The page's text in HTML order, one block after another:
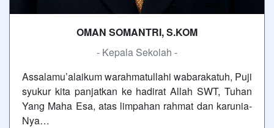
OMAN SOMANTRI, S.KOM
- Kepala Sekolah -
Assalamu’alaikum warahmatullahi wabarakatuh, Puji
syukur kita panjatkan ke hadirat Allah SWT, Tuhan
Yang Maha Esa, atas limpahan rahmat dan karunia-
Nya…